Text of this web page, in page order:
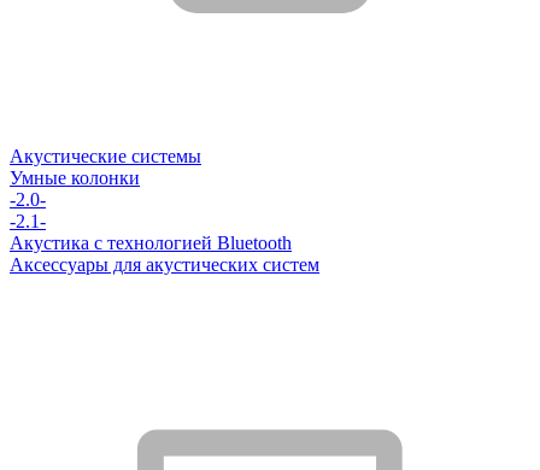
Акустические системы
Умные колонки
-2.0-
-2.1-
Акустика с технологией Bluetooth
Аксессуары для акустических систем